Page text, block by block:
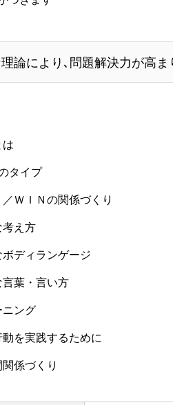
論により､問題解決力が高ま
イプ
ＩＮの関係づくり
え方
ィランゲージ
葉・言い方
ング
実践するために
係づくり